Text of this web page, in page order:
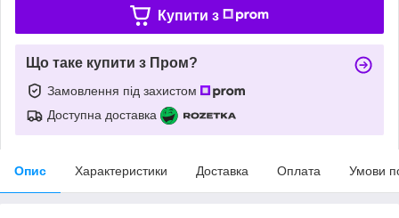
Купити з
Що таке купити з Пром?
Замовлення під захистом
Доступна доставка
Опис Характеристики Доставка Оплата Умови